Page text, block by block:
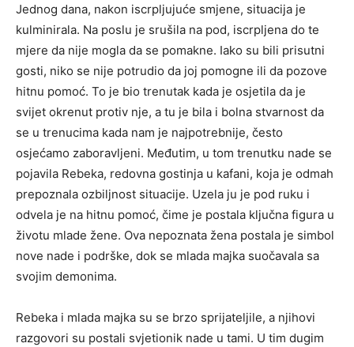
Jednog dana, nakon iscrpljujuće smjene, situacija je
kulminirala. Na poslu je srušila na pod, iscrpljena do te
mjere da nije mogla da se pomakne. Iako su bili prisutni
gosti, niko se nije potrudio da joj pomogne ili da pozove
hitnu pomoć. To je bio trenutak kada je osjetila da je
svijet okrenut protiv nje, a tu je bila i bolna stvarnost da
se u trenucima kada nam je najpotrebnije, često
osjećamo zaboravljeni. Međutim, u tom trenutku nade se
pojavila Rebeka, redovna gostinja u kafani, koja je odmah
prepoznala ozbiljnost situacije. Uzela ju je pod ruku i
odvela je na hitnu pomoć, čime je postala ključna figura u
životu mlade žene. Ova nepoznata žena postala je simbol
nove nade i podrške, dok se mlada majka suočavala sa
svojim demonima.
Rebeka i mlada majka su se brzo sprijateljile, a njihovi
razgovori su postali svjetionik nade u tami. U tim dugim